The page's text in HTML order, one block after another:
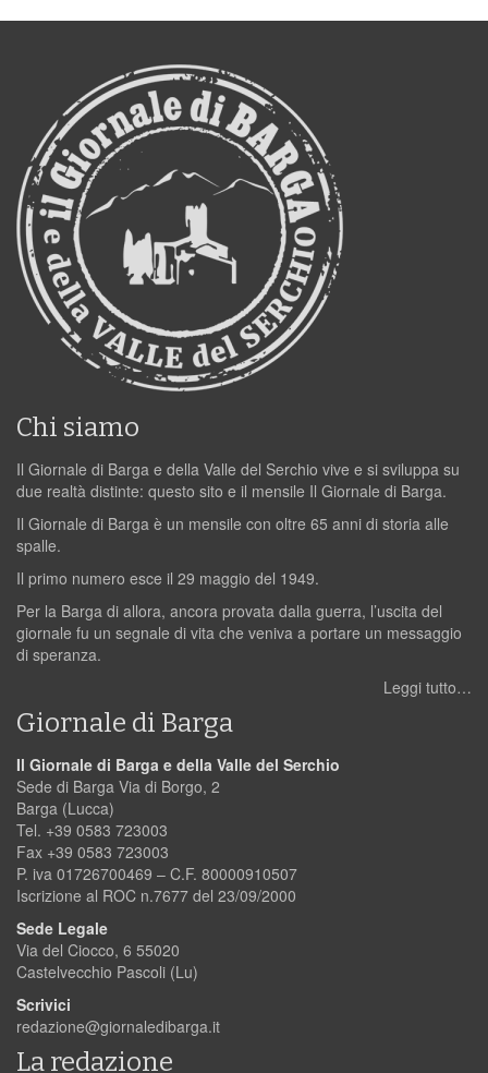
Chi siamo
Il Giornale di Barga e della Valle del Serchio vive e si sviluppa su
due realtà distinte: questo sito e il mensile Il Giornale di Barga.
Il Giornale di Barga è un mensile con oltre 65 anni di storia alle
spalle.
Il primo numero esce il 29 maggio del 1949.
Per la Barga di allora, ancora provata dalla guerra, l’uscita del
giornale fu un segnale di vita che veniva a portare un messaggio
di speranza.
Leggi tutto…
Giornale di Barga
Il Giornale di Barga e della Valle del Serchio
Sede di Barga Via di Borgo, 2
Barga (Lucca)
Tel. +39 0583 723003
Fax +39 0583 723003
P. iva 01726700469 – C.F. 80000910507
Iscrizione al ROC n.7677 del 23/09/2000
Sede Legale
Via del Ciocco, 6 55020
Castelvecchio Pascoli (Lu)
Scrivici
redazione@giornaledibarga.it
La redazione